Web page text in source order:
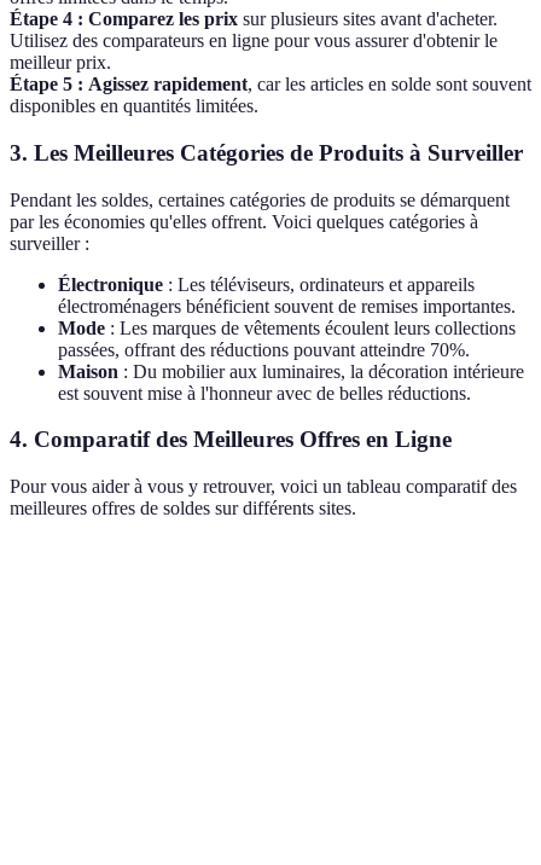
Étape 4 : Comparez les prix sur plusieurs sites avant d'acheter.
Utilisez des comparateurs en ligne pour vous assurer d'obtenir le
meilleur prix.
Étape 5 : Agissez rapidement, car les articles en solde sont souvent
disponibles en quantités limitées.
3. Les Meilleures Catégories de Produits à Surveiller
Pendant les soldes, certaines catégories de produits se démarquent
par les économies qu'elles offrent. Voici quelques catégories à
surveiller :
Électronique : Les téléviseurs, ordinateurs et appareils
électroménagers bénéficient souvent de remises importantes.
Mode : Les marques de vêtements écoulent leurs collections
passées, offrant des réductions pouvant atteindre 70%.
Maison : Du mobilier aux luminaires, la décoration intérieure
est souvent mise à l'honneur avec de belles réductions.
4. Comparatif des Meilleures Offres en Ligne
Pour vous aider à vous y retrouver, voici un tableau comparatif des
meilleures offres de soldes sur différents sites.